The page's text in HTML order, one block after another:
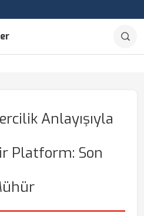
Anlayışıyla
Platform: Son